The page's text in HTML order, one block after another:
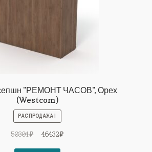
"РЕМОНТ ЧАСОВ", Орех
(Westcom)
РАСПРОДАЖА!
50301₽
Первоначальная
46432₽Текущая